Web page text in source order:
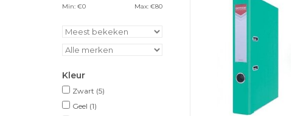
Min: €0 Max: €80
Kleur
Zwart (5)
Geel (1)
A4, uit karton, rug van 5,5 cm,
turquoise
TOEVOEGEN AAN